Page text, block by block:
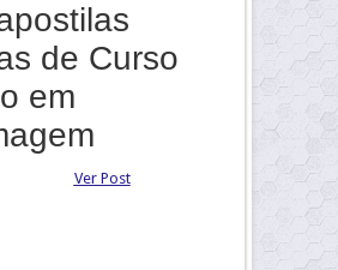
de Curso
em
Ver Post